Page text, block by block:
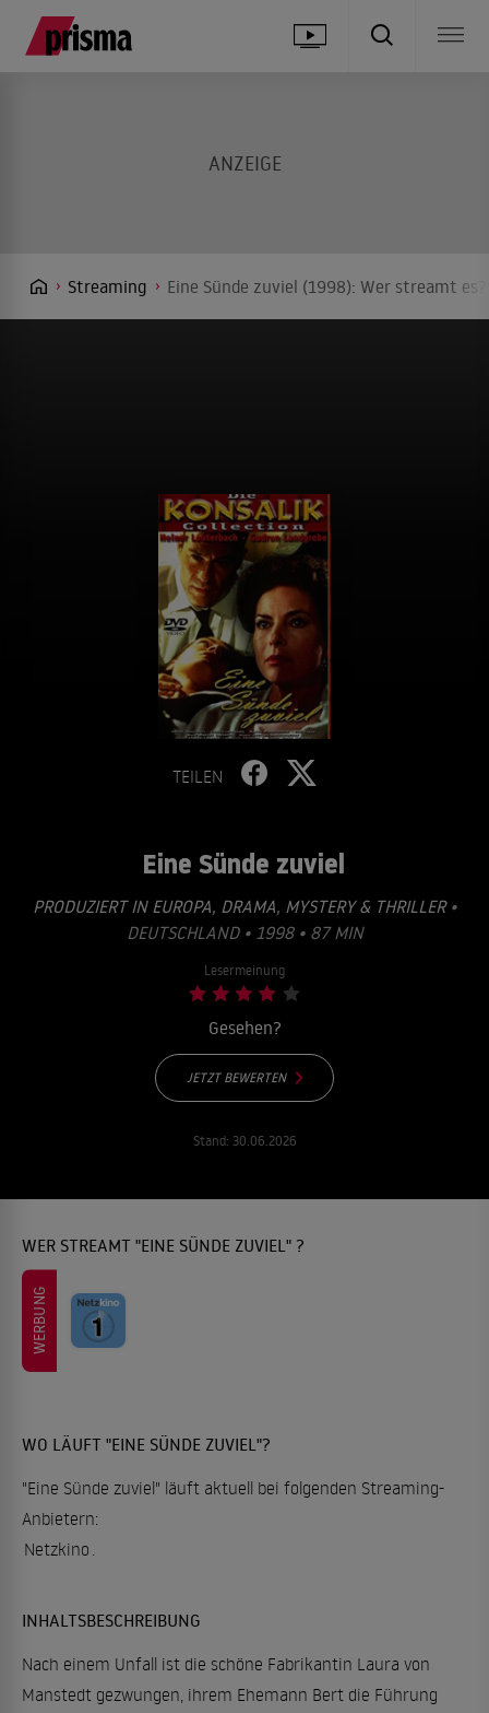
Streaming Eine Sünde zuviel (1998): Wer streamt
TEILEN
Eine Sünde zuviel
PRODUZIERT IN EUROPA, DRAMA, MYSTERY & THRILLER•
DEUTSCHLAND • 1998 • 87 MIN
Lesermeinung
Gesehen?
JETZT BEWERTEN
Stand: 30.06.2026
WER STREAMT "EINE SÜNDE ZUVIEL" ?
WERBUNG
WO LÄUFT "EINE SÜNDE ZUVIEL"?
"Eine Sünde zuviel" läuft aktuell bei folgenden Streaming-
Anbietern:
Netzkino .
INHALTSBESCHREIBUNG
Nach einem Unfall ist die schöne Fabrikantin Laura von
Manstedt gezwungen, ihrem Ehemann Bert die Führung